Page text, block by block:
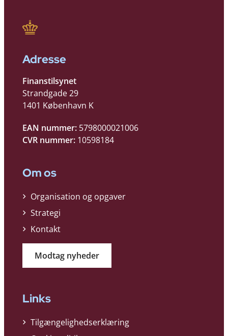
Adresse
Finanstilsynet
Strandgade 29
1401 København K
EAN nummer: 5798000021006
CVR nummer: 10598184
Om os
Organisation og opgaver
Strategi
Kontakt
Modtag nyheder
Links
Tilgængelighedserklæring